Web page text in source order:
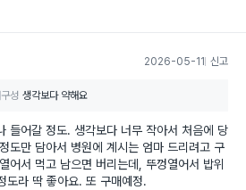
2026-05-11 신고
성 생각보다 약해요
들어갈 정도. 생각보다 너무 작아서 처음에 당
도만 담아서 병원에 계시는 엄마 드리려고 구
어서 먹고 남으면 버리는데, 뚜껑열어서 밥위
도라 딱 좋아요. 또 구매예정.